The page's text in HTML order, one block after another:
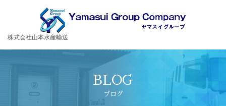
お客様の大切な荷物を安全・丁寧に運送するヤマスイグループ
株式会社山本水産輸送
BLOG
ブログ